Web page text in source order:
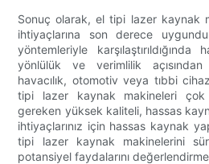
Sonuç olarak, el tipi lazer kaynak
ihtiyaçlarına son derece
yöntemleriyle
yönlülük ve verimlilik
havacılık, otomotiv veya tıbbi
tipi lazer kaynak makineleri
gereken yüksek kaliteli, hassas
ihtiyaçlarınız için hassas kaynak
tipi lazer kaynak makinelerini
potansiyel faydalarını